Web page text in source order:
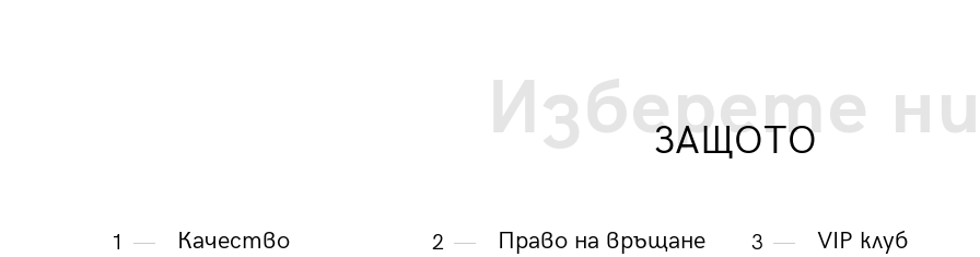
Изберете ни
ЗАЩОТО
1 Качество 2 Право на връщане 3 VIP клуб